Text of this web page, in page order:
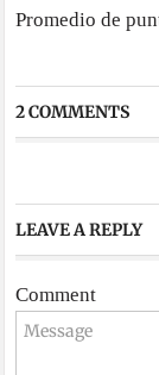
Promedio de
2 COMMENTS
LEAVE A REPLY
Comment